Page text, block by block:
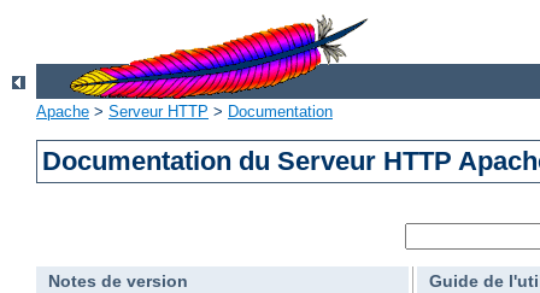
Apache > Serveur HTTP > Documentation
Documentation du Serveur HTTP
Notes de version
Guide de